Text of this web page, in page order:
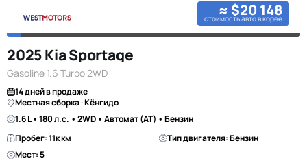
≈ $20 148
стоимость авто в корее
2025 Kia Sportage
Gasoline 1.6 Turbo 2WD
14 дней в продаже
Местная сборка · Кёнгидо
1.6 L • 180 л.с. • 2WD • Автомат (AT) • Бензин
Пробег: 11к км
Тип двигателя: Бензин
Мест: 5